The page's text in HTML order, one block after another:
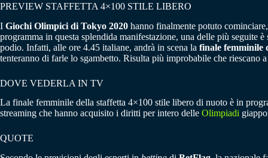
PREVIEW STAFFETTA 4×100 STILE LIBERO
I Giochi Olimpici di Tokyo 2020 hanno finalmente potuto
programma in questa splendida manifestazione, una delle più
podio. Infatti, alle ore 4.45 italiane, andrà in scena la finale femminile
tenteranno di farle lo sgambetto. Risulta più improbabile che riescano
DOVE VEDERLA IN TV
La finale femminile della staffetta 4×100 stile libero di nuoto è in
streaming che hanno acquisito i diritti per intero delle Olimpiadi
QUOTE